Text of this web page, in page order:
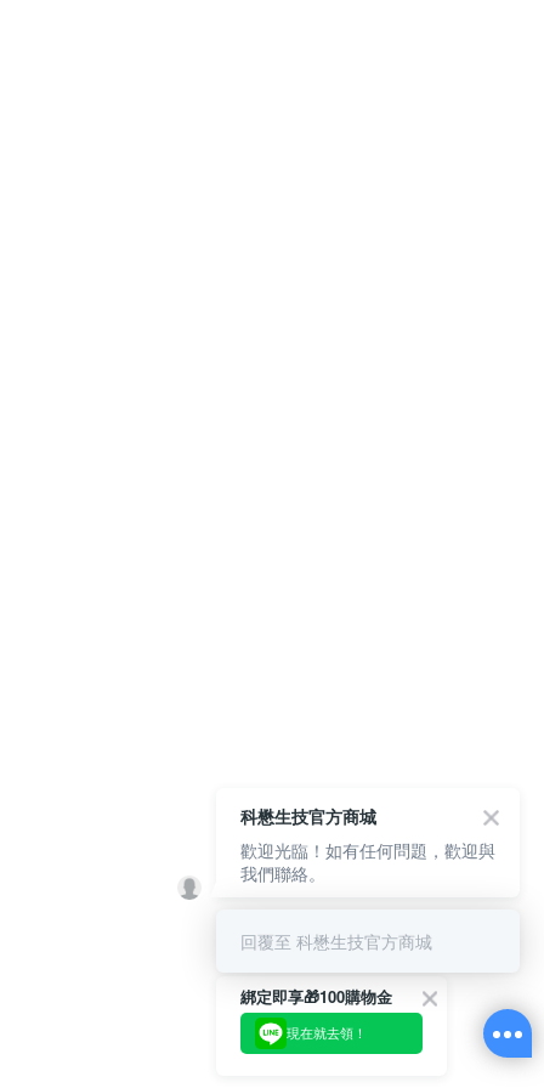
綁定即享🎁100購物金
現在就去領！
科懋生技官方商城
歡迎光臨！如有任何問題，歡迎與
我們聯絡。
回覆至 科懋生技官方商城